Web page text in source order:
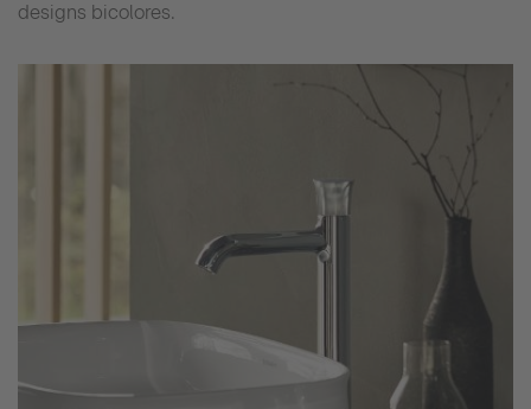
designs bicolores.